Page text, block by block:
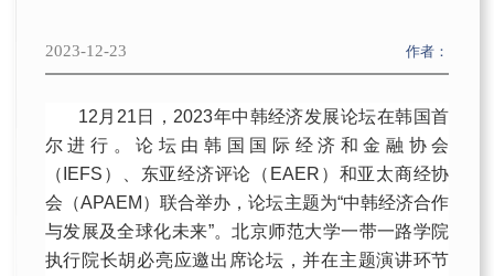
事业发展
通知公告
研究中心
新兴市场论坛
学术研讨会
项目概况
校园生活
校友
2023-12-23 作者：
12月21日，2023年中韩经济发展论坛在韩国首
尔进行。论坛由韩国国际经济和金融协会
（IEFS）、东亚经济评论（EAER）和亚太商经协
会（APAEM）联合举办，论坛主题为“中韩经济合作
与发展及全球化未来”。北京师范大学一带一路学院
执行院长胡必亮应邀出席论坛，并在主题演讲环节